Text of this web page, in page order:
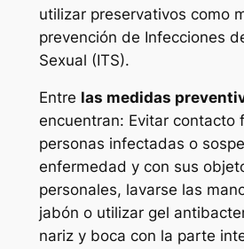
utilizar preservativos como
prevención de Infecciones
Sexual (ITS).
Entre las medidas
encuentran: Evitar contacto
personas infectadas o
enfermedad y con sus
personales, lavarse las
jabón o utilizar gel
nariz y boca con la parte